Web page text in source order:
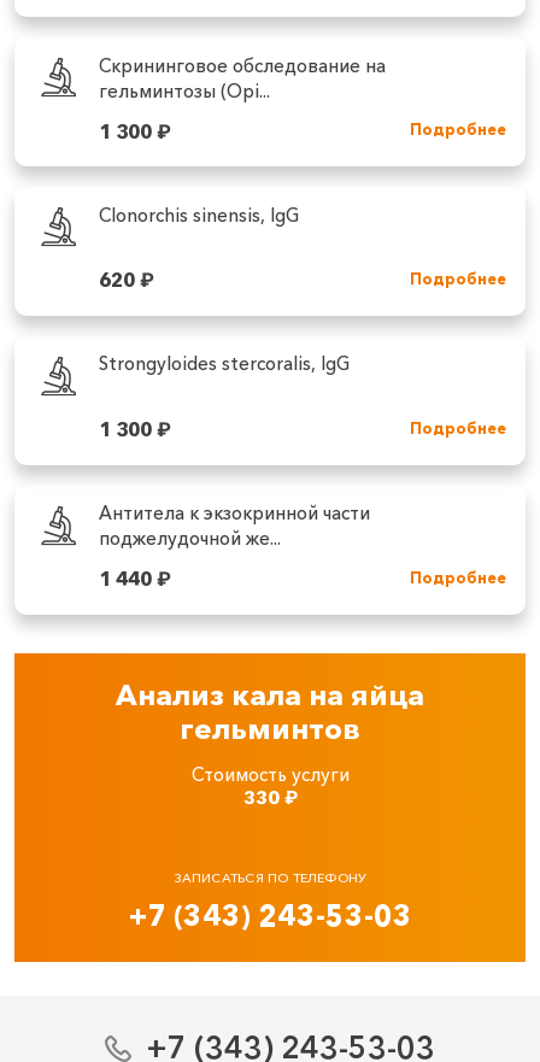
Скрининговое обследование на
гельминтозы (Opi...
1 300₽ Подробнее
Clonorchis sinensis, IgG
620₽ Подробнее
Strongyloides stercoralis, IgG
1 300₽ Подробнее
Антитела к экзокринной части
поджелудочной же...
1 440₽ Подробнее
Анализ кала на яйца
гельминтов
Стоимость услуги
330₽
ЗАПИСАТЬСЯ ПО ТЕЛЕФОНУ
+7 (343) 243-53-03
+7 (343) 243-53-03